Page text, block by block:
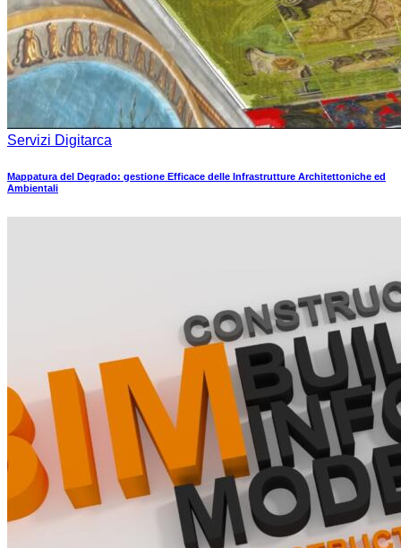
Servizi Digitarca
Mappatura del Degrado: gestione Efficace delle Infrastrutture Architettoniche ed
Ambientali